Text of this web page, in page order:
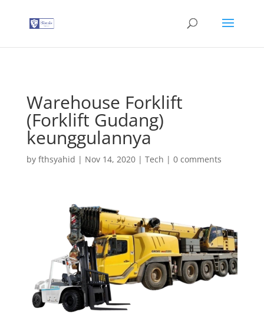
Warehouse Forklift
(Forklift Gudang)
keunggulannya
by fthsyahid | Nov 14, 2020| Tech | 0 comments